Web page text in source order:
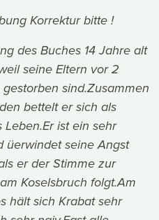
Korrektur bitte !
des Buches 14 Jahre alt
seine Eltern vor 2
sind.Zusammen
bettelt er sich als
ist ein sehr
üerwindet seine Angst
er der Stimme zur
Koselsbruch folgt.Am
hält sich Krabat sehr